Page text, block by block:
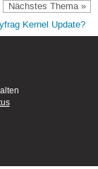
Nächstes Thema »
Kernel Update?